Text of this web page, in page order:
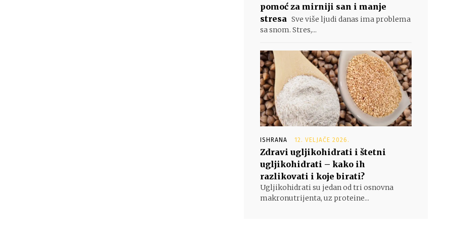
pomoć za mirniji san i manje
stresa Sve više ljudi danas ima problema
sa snom. Stres,...
ISHRANA 12. VELJAČE 2026.
Zdravi ugljikohidrati i štetni
ugljikohidrati – kako ih
razlikovati i koje birati?
Ugljikohidrati su jedan od tri osnovna
makronutrijenta, uz proteine...